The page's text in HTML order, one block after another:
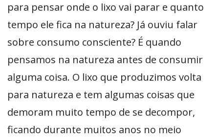
para pensar onde o lixo vai parar e quanto
tempo ele fica na natureza? Já ouviu falar
sobre consumo consciente? É quando
pensamos na natureza antes de consumir
alguma coisa. O lixo que produzimos volta
para natureza e tem algumas coisas que
demoram muito tempo de se decompor,
ficando durante muitos anos no meio